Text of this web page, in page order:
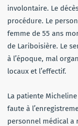
involontaire. Le
procédure. Le
femme de 55 ans
de Lariboisière. Le
à l’époque, mal
locaux et l’effectif.
La patiente
faute à
personnel médical a